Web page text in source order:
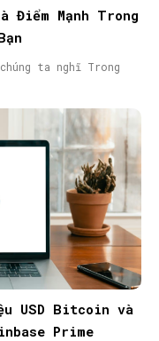
Điểm Mạnh Trong
ta nghĩ Trong
USD Bitcoin và
Prime